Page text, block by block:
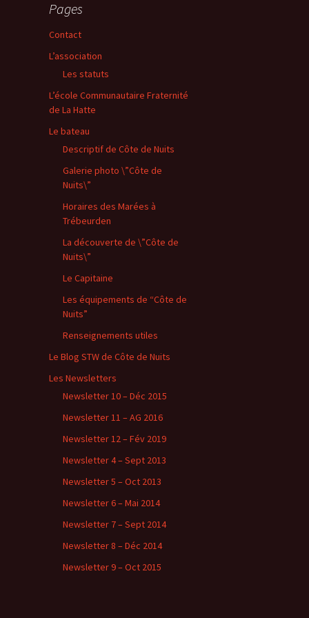
Pages
Contact
L’association
Les statuts
L’école Communautaire Fraternité
de La Hatte
Le bateau
Descriptif de Côte de Nuits
Galerie photo \”Côte de
Nuits\”
Horaires des Marées à
Trébeurden
La découverte de \”Côte de
Nuits\”
Le Capitaine
Les équipements de “Côte de
Nuits”
Renseignements utiles
Le Blog STW de Côte de Nuits
Les Newsletters
Newsletter 10 – Déc 2015
Newsletter 11 – AG 2016
Newsletter 12 – Fév 2019
Newsletter 4 – Sept 2013
Newsletter 5 – Oct 2013
Newsletter 6 – Mai 2014
Newsletter 7 – Sept 2014
Newsletter 8 – Déc 2014
Newsletter 9 – Oct 2015